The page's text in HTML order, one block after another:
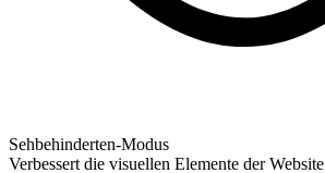
Sehbehinderten-Modus
Verbessert die visuellen Elemente der Website